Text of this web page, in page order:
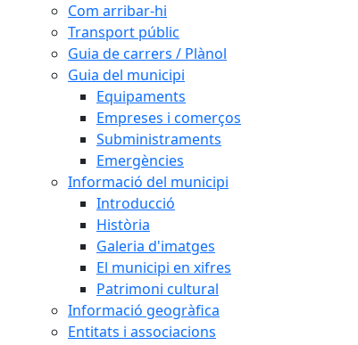
Com arribar-hi
Transport públic
Guia de carrers / Plànol
Guia del municipi
Equipaments
Empreses i comerços
Subministraments
Emergències
Informació del municipi
Introducció
Història
Galeria d'imatges
El municipi en xifres
Patrimoni cultural
Informació geogràfica
Entitats i associacions